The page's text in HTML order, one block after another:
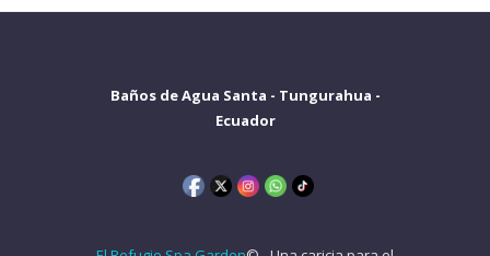
Baños de Agua Santa - Tungurahua -
Ecuador